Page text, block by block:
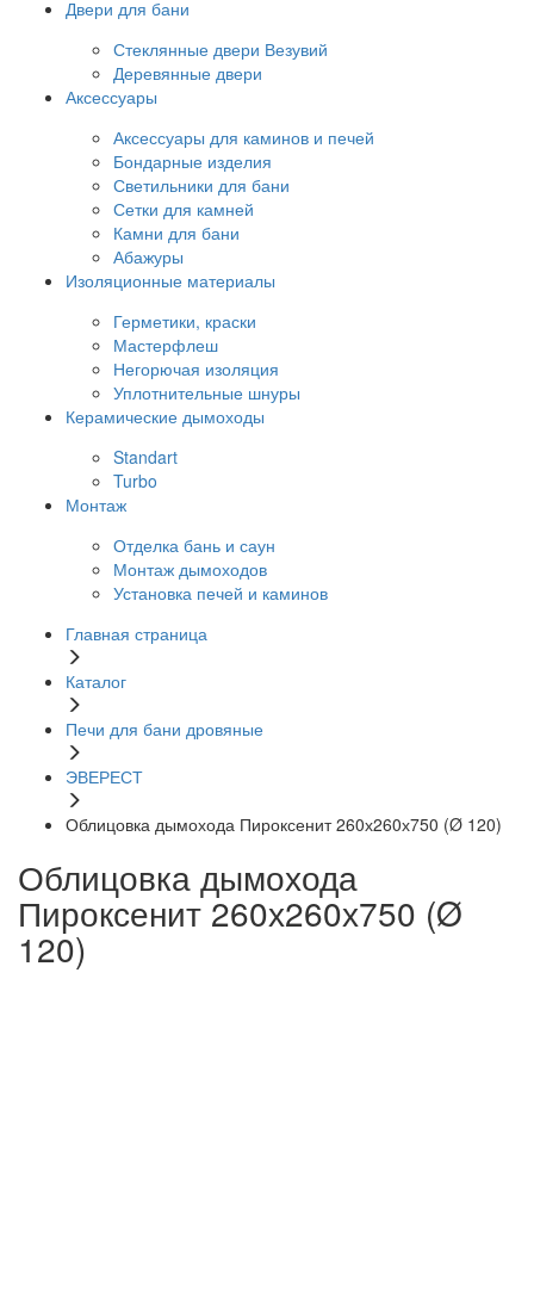
Двери для бани
Стеклянные двери Везувий
Деревянные двери
Аксессуары
Аксессуары для каминов и печей
Бондарные изделия
Светильники для бани
Сетки для камней
Камни для бани
Абажуры
Изоляционные материалы
Герметики, краски
Мастерфлеш
Негорючая изоляция
Уплотнительные шнуры
Керамические дымоходы
Standart
Turbo
Монтаж
Отделка бань и саун
Монтаж дымоходов
Установка печей и каминов
Главная страница
Каталог
Печи для бани дровяные
ЭВЕРЕСТ
Облицовка дымохода Пироксенит 260х260х750 (Ø 120)
Облицовка дымохода
Пироксенит 260х260х750 (Ø
120)